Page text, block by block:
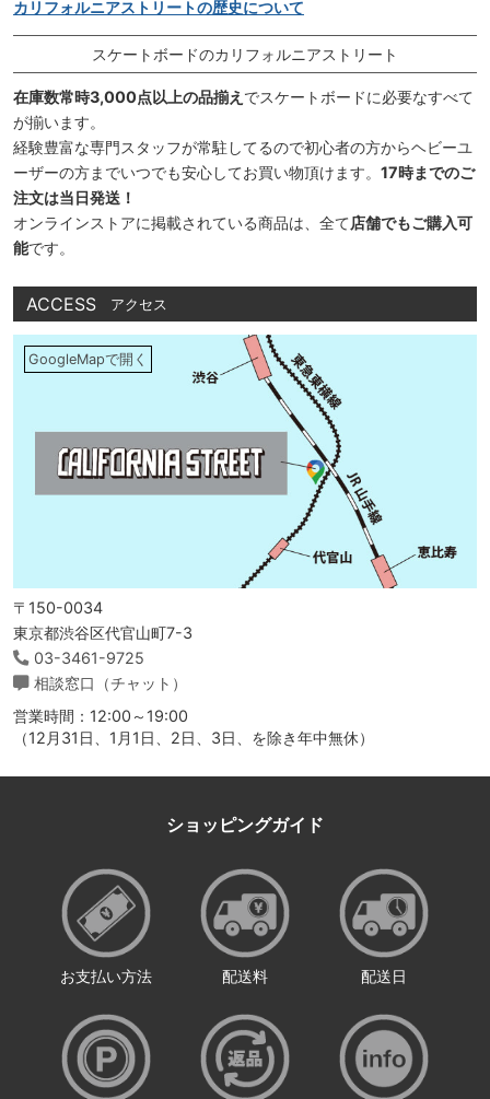
カリフォルニアストリートの歴史について
スケートボードのカリフォルニアストリート
在庫数常時3,000点以上の品揃え でスケートボードに必要なすべて
が揃います。
経験豊富な専門スタッフが常駐してるので初心者の方からヘビーユ
ーザーの方までいつでも安心してお買い物頂けます。 17時までのご
注文は当日発送！
オンラインストアに掲載されている商品は、全て店舗でもご購入可
能です。
ACCESS アクセス
GoogleMapで開く
〒150-0034
東京都渋谷区代官山町7-3
03-3461-9725
相談窓口（チャット）
営業時間：12:00～19:00
（12月31日、1月1日、2日、3日、を除き年中無休）
ショッピングガイド
お支払い方法 配送料 配送日